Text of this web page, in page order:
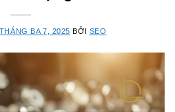
THÁNG BA 7, 2025 BỞI SEO